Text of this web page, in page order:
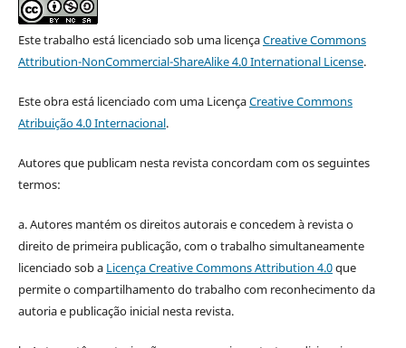
Este trabalho está licenciado sob uma licençaCreative Commons
Attribution-NonCommercial-ShareAlike 4.0 International License.
Este obra está licenciado com uma LicençaCreative Commons
Atribuição 4.0 Internacional.
Autores que publicam nesta revista concordam com os seguintes
termos:
a. Autores mantém os direitos autorais e concedem à revista o
direito de primeira publicação, com o trabalho simultaneamente
licenciado sob a Licença Creative Commons Attribution 4.0que
permite o compartilhamento do trabalho com reconhecimento da
autoria e publicação inicial nesta revista.